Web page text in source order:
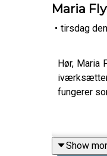
Maria
• tirsdag
Hør,
fungerer
Show